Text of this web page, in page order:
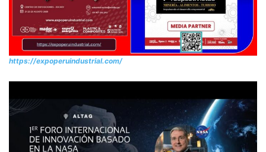
https://expoperuindustrial.com/